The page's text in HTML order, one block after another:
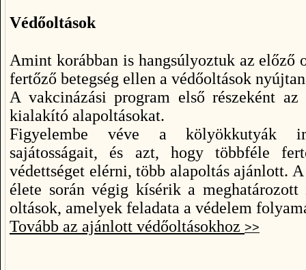
Védőoltások
Amint korábban is hangsúlyoztuk az
fertőző betegség ellen a védőoltások
A vakcinázási program első részeként
kialakító alapoltásokat.
Figyelembe véve a kölyökkutyák
sajátosságait, és azt, hogy többféle
védettséget elérni, több alapoltás ajánlott.
élete során végig kísérik a
oltások, amelyek feladata a védelem
Tovább az ajánlott védőoltásokhoz >>